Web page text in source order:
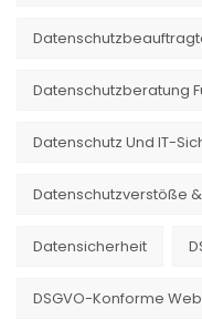
Datenschutzberatung
Datenschutz Und IT-
Datenschutzverstöße
Datensicherheit
DSGVO-Konforme